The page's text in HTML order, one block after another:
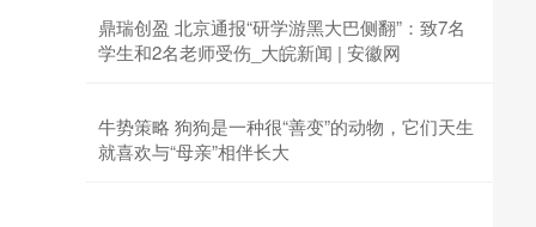
鼎瑞创盈 北京通报“研学游黑大巴侧翻”：致7名
学生和2名老师受伤_大皖新闻 | 安徽网
牛势策略 狗狗是一种很“善变”的动物，它们天生
就喜欢与“母亲”相伴长大